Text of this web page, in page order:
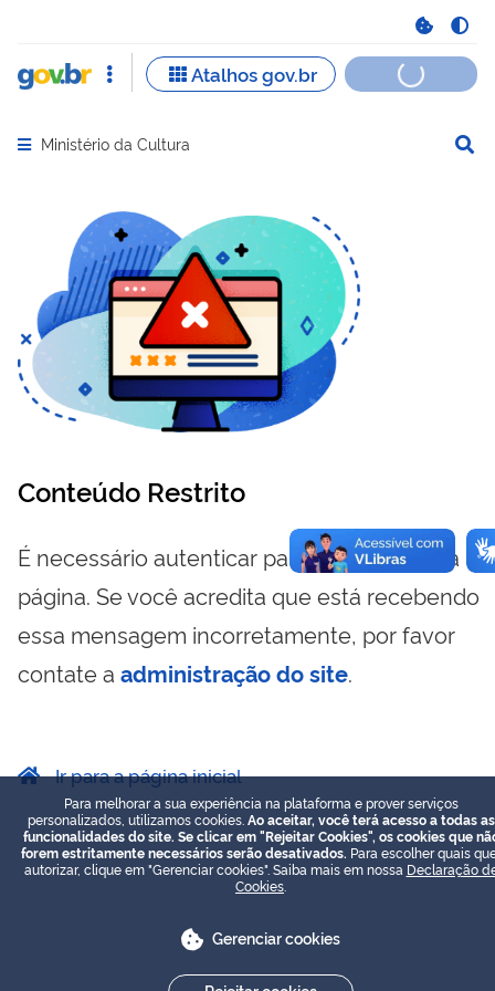
Abrir menu principal de navegação
Ministério da Cultura
Conteúdo Restrito
É necessário autenticar para visualizar essa
página. Se você acredita que está recebendo
essa mensagem incorretamente, por favor
contate a administração do site.
Ir para a página inicial
Para melhorar a sua experiência na plataforma e prover serviços
personalizados, utilizamos cookies. Ao aceitar, você terá acesso a todas as
funcionalidades do site. Se clicar em "Rejeitar Cookies", os cookies que
forem estritamente necessários serão desativados. Para escolher quais
autorizar, clique em "Gerenciar cookies". Saiba mais em nossa Declaração
Cookies
Gerenciar cookies